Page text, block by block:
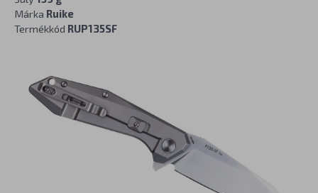
Márka Ruike
Termékkód RUP135SF